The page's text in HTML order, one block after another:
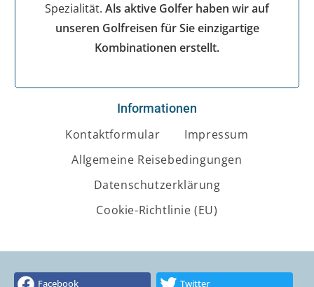
Spezialität. Als aktive Golfer haben wir auf
unseren Golfreisen für Sie einzigartige
Kombinationen erstellt.
Informationen
Kontaktformular
Impressum
Allgemeine Reisebedingungen
Datenschutzerklärung
Cookie-Richtlinie (EU)
Facebook Twitter